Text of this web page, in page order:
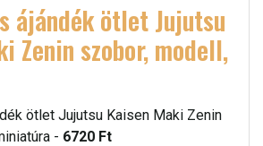
ájándék ötlet Jujutsu
Zenin szobor, modell,
ötlet Jujutsu Kaisen Maki Zenin
- 6720 Ft